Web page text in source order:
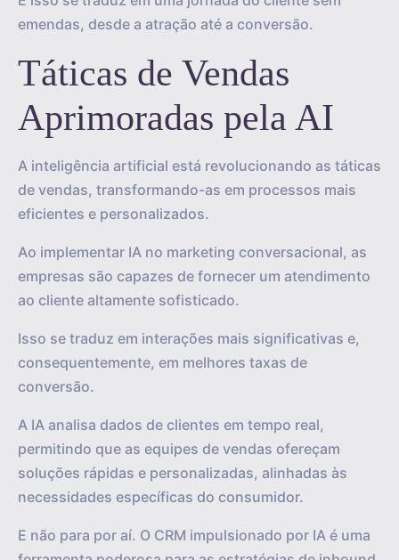
emendas, desde a atração até a conversão.
Táticas de Vendas
Aprimoradas pela AI
A inteligência artificial está revolucionando as táticas
de vendas, transformando-as em processos mais
eficientes e personalizados.
Ao implementar IA no marketing conversacional, as
empresas são capazes de fornecer um atendimento
ao cliente altamente sofisticado.
Isso se traduz em interações mais significativas e,
consequentemente, em melhores taxas de
conversão.
A IA analisa dados de clientes em tempo real,
permitindo que as equipes de vendas ofereçam
soluções rápidas e personalizadas, alinhadas às
necessidades específicas do consumidor.
E não para por aí. O CRM impulsionado por IA é uma